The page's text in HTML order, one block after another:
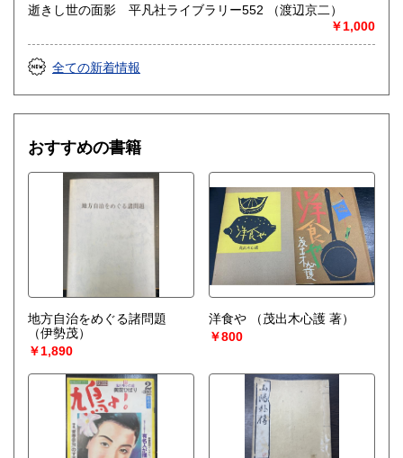
詳しくはHPをご覧ください
取り扱い分野
総記、哲学宗教、歴史、社会科学、自然科学、美術工芸、国
逝きし世の面影 平凡社ライブラリー552 （渡辺京二）
￥1,000
全ての新着情報
おすすめの書籍
地方自治をめぐる諸問題
（伊勢茂）
￥1,890
洋食や
（茂出木心護 著）
￥800